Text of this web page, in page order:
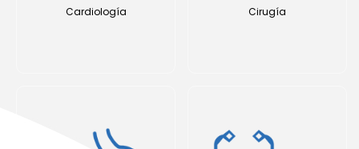
Cardiología Cirugía